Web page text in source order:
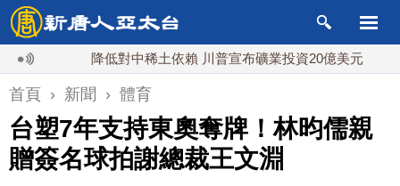
降低對中稀土依賴 川普宣布礦業投資20億美元 中東
首頁 › 新聞 › 體育
台塑7年支持東奧奪牌！林昀儒親
贈簽名球拍謝總裁王文淵